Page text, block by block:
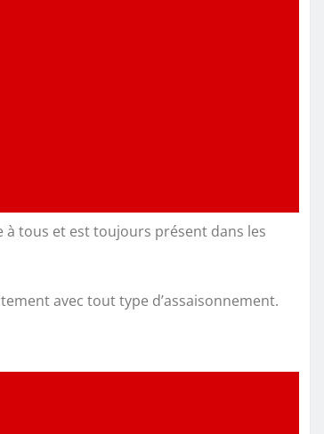
à tous et est toujours présent dans les
avec tout type d’assaisonnement.